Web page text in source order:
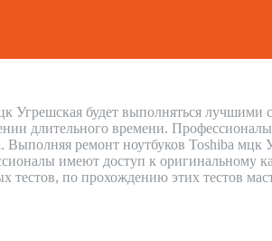
будет выполняться лучшими
длительного времени.
ремонт ноутбуков Toshiba
имеют доступ к оригинальному
тестов, по прохождению этих тестов